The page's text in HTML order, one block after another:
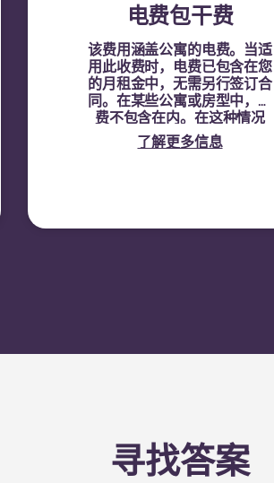
电费包干费
该费用涵盖公寓的电费。当适
用此收费时，电费已包含在您
的月租金中，无需另行签订合
同。在某些公寓或房型中，电
费不包含在内。在这种情况
下，租户必须使用公寓的电表
号，直接与供电方签订电费合
了解更多信息
寻找答案